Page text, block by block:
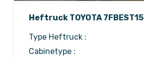
Heftruck TOYOTA 7FBEST15
Type Heftruck :
Cabinetype :